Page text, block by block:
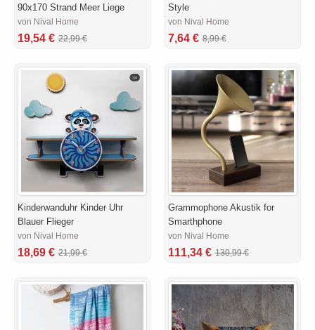
90x170 Strand Meer Liege
von Nival Home
19,54 € 22,99 €
Style
von Nival Home
7,64 € 8,99 €
Kinderwanduhr Kinder Uhr
Blauer Flieger
von Nival Home
18,69 € 21,99 €
Grammophone Akustik for
Smarthphone
von Nival Home
111,34 € 130,99 €